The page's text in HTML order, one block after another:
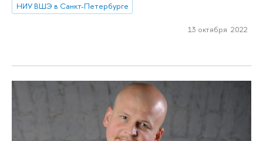
НИУ ВШЭ в Санкт-Петербурге
13 октября 2022